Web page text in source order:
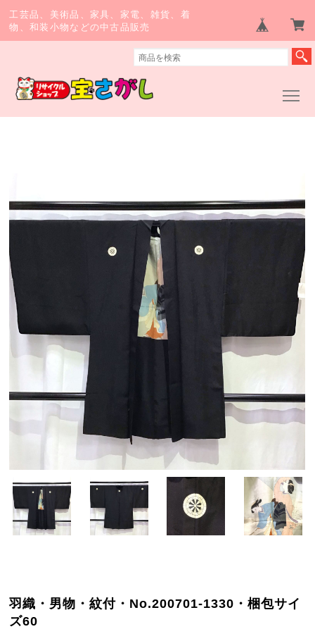
工芸品、美術品、家具、家電、雑貨、着
物、和装小物などの中古品販売
羽織・男物・紋付・No.200701-1330・梱包サイ
ズ60